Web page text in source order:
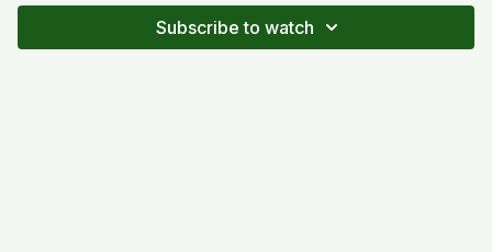
jewel, the lariat, the bowl, the sword and the vajra. After
Subscribe to watch